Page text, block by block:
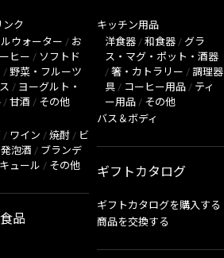
ンク
ウォーター / お
ヒー / ソフトド
/ 野菜・フルーツ
/ ヨーグルト・
/ 甘酒 / その他
/ ワイン / 焼酎 / ビ
泡酒 / ブランデ
ュール / その他
品
キッチン用品
洋食器 / 和食器 / グラ
ス・マグ・ポット・酒器
/ 箸・カトラリー / 調理器
具 / コーヒー用品 / ティ
ー用品 / その他
バス＆ボディ
ギフトカタログ
ギフトカタログを購入する
商品を交換する